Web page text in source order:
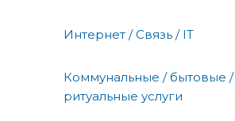
Интернет / Связь / IT
Коммунальные / бытовые /
ритуальные услуги